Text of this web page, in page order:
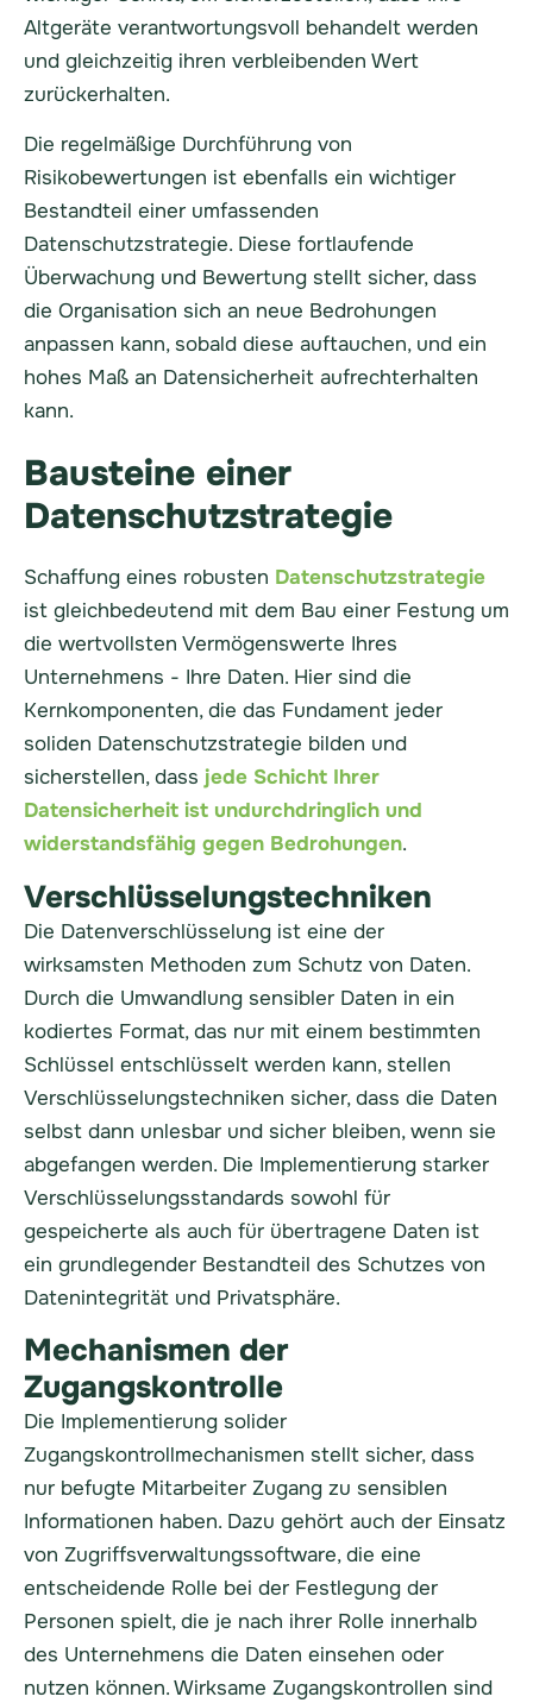
Altgeräte verantwortungsvoll behandelt werden
und gleichzeitig ihren verbleibenden Wert
zurückerhalten.
Die regelmäßige Durchführung von
Risikobewertungen ist ebenfalls ein wichtiger
Bestandteil einer umfassenden
Datenschutzstrategie. Diese fortlaufende
Überwachung und Bewertung stellt sicher, dass
die Organisation sich an neue Bedrohungen
anpassen kann, sobald diese auftauchen, und ein
hohes Maß an Datensicherheit aufrechterhalten
kann.
Bausteine einer
Datenschutzstrategie
Schaffung eines robusten Datenschutzstrategie
ist gleichbedeutend mit dem Bau einer Festung um
die wertvollsten Vermögenswerte Ihres
Unternehmens - Ihre Daten. Hier sind die
Kernkomponenten, die das Fundament jeder
soliden Datenschutzstrategie bilden und
sicherstellen, dass jede Schicht Ihrer
Datensicherheit ist undurchdringlich und
widerstandsfähig gegen Bedrohungen.
Verschlüsselungstechniken
Die Datenverschlüsselung ist eine der
wirksamsten Methoden zum Schutz von Daten.
Durch die Umwandlung sensibler Daten in ein
kodiertes Format, das nur mit einem bestimmten
Schlüssel entschlüsselt werden kann, stellen
Verschlüsselungstechniken sicher, dass die Daten
selbst dann unlesbar und sicher bleiben, wenn sie
abgefangen werden. Die Implementierung starker
Verschlüsselungsstandards sowohl für
gespeicherte als auch für übertragene Daten ist
ein grundlegender Bestandteil des Schutzes von
Datenintegrität und Privatsphäre.
Mechanismen der
Zugangskontrolle
Die Implementierung solider
Zugangskontrollmechanismen stellt sicher, dass
nur befugte Mitarbeiter Zugang zu sensiblen
Informationen haben. Dazu gehört auch der Einsatz
von Zugriffsverwaltungssoftware, die eine
entscheidende Rolle bei der Festlegung der
Personen spielt, die je nach ihrer Rolle innerhalb
des Unternehmens die Daten einsehen oder
nutzen können. Wirksame Zugangskontrollen sind